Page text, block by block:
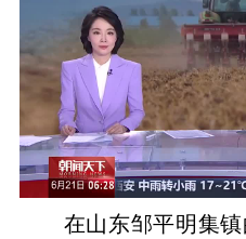
在山东邹平明集